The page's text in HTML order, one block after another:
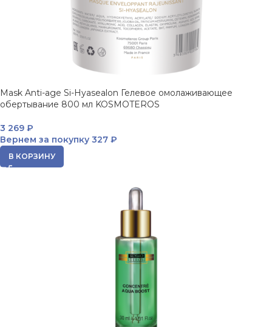
Mask Anti-age Si-Hyasealon Гелевое омолаживающее
обертывание 800 мл KOSMOTEROS
3 269 ₽
Вернем за покупку 327 ₽
В КОРЗИНУ